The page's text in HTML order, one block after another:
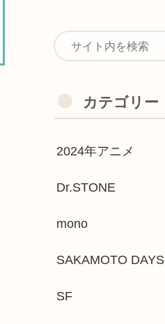
カテゴリー
2024年アニメ
Dr.STONE
mono
SAKAMOTO DAYS
SF